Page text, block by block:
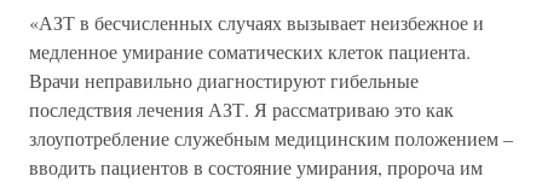
«АЗТ в бесчисленных случаях вызывает неизбежное и
медленное умирание соматических клеток пациента.
Врачи неправильно диагностируют гибельные
последствия лечения АЗТ. Я рассматриваю это как
злоупотребление служебным медицинским положением –
вводить пациентов в состояние умирания, пророча им